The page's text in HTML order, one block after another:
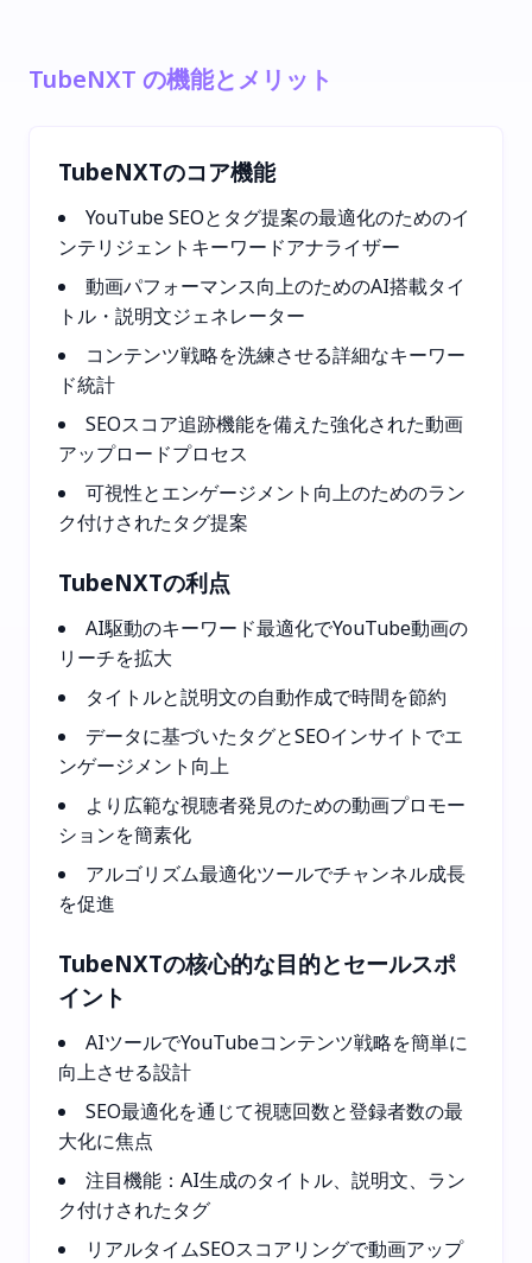
TubeNXT の機能とメリット
TubeNXTのコア機能
YouTube SEOとタグ提案の最適化のためのイ
ンテリジェントキーワードアナライザー
動画パフォーマンス向上のためのAI搭載タイ
トル・説明文ジェネレーター
コンテンツ戦略を洗練させる詳細なキーワー
ド統計
SEOスコア追跡機能を備えた強化された動画
アップロードプロセス
可視性とエンゲージメント向上のためのラン
ク付けされたタグ提案
TubeNXTの利点
AI駆動のキーワード最適化でYouTube動画の
リーチを拡大
タイトルと説明文の自動作成で時間を節約
データに基づいたタグとSEOインサイトでエ
ンゲージメント向上
より広範な視聴者発見のための動画プロモー
ションを簡素化
アルゴリズム最適化ツールでチャンネル成長
を促進
TubeNXTの核心的な目的とセールスポ
イント
AIツールでYouTubeコンテンツ戦略を簡単に
向上させる設計
SEO最適化を通じて視聴回数と登録者数の最
大化に焦点
注目機能：AI生成のタイトル、説明文、ラン
ク付けされたタグ
リアルタイムSEOスコアリングで動画アップ